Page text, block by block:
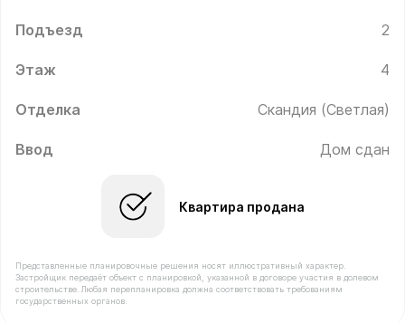
Подъезд 2
Этаж 4
Отделка Скандия (Светлая)
Ввод Дом сдан
Квартира продана
Представленные планировочные решения носят иллюстративный характер.
Застройщик передаёт объект с планировкой, указанной в договоре участия в долевом
строительстве. Любая перепланировка должна соответствовать требованиям
государственных органов.